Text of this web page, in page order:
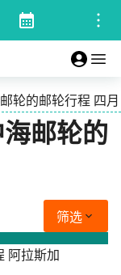
轮的邮轮行程 四月
邮轮的
筛选